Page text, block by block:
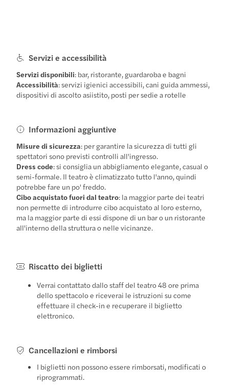
Servizi e accessibilità
Servizi disponibili: bar, ristorante, guardaroba e bagni
Accessibilità: servizi igienici accessibili, cani guida ammessi,
dispositivi di ascolto asiistito, posti per sedie a rotelle
Informazioni aggiuntive
Misure di sicurezza: per garantire la sicurezza di tutti gli
spettatori sono previsti controlli all'ingresso.
Dress code: si consiglia un abbigliamento elegante, casual o
semi-formale. Il teatro è climatizzato tutto l'anno, quindi
potrebbe fare un po' freddo.
Cibo acquistato fuori dal teatro: la maggior parte dei teatri
non permette di introdurre cibo acquistato al loro esterno,
ma la maggior parte di essi dispone di un bar o un ristorante
all'interno della struttura o nelle vicinanze.
Riscatto dei biglietti
Verrai contattato dallo staff del teatro 48 ore prima
dello spettacolo e riceverai le istruzioni su come
effettuare il check-in e recuperare il biglietto
elettronico.
Cancellazioni e rimborsi
I biglietti non possono essere rimborsati, modificati o
riprogrammati.